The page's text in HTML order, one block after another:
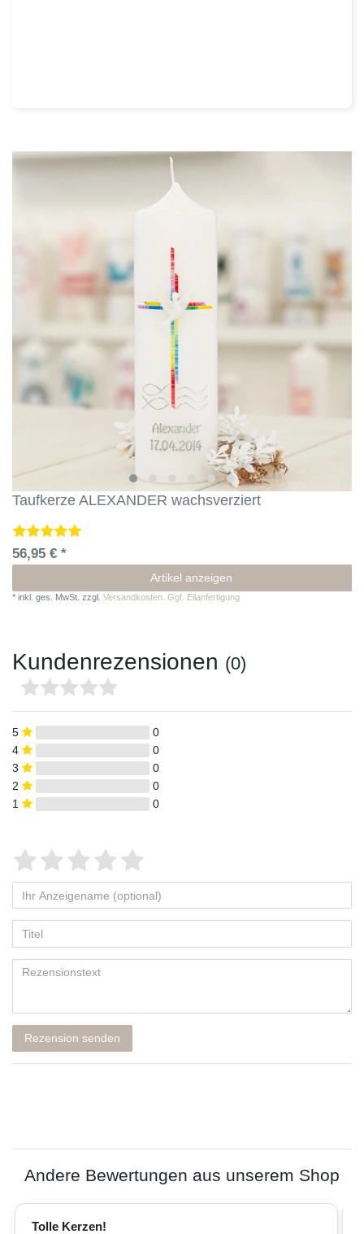
Taufkerze ALEXANDER wachsverziert
56,95 € *
Artikel anzeigen
* inkl. ges. MwSt. zzgl. Versandkosten. Ggf. Eilanfertigung
Kundenrezensionen (0)
5
0
4
0
3
0
2
0
1
0
Rezension senden
Andere Bewertungen aus unserem Shop
Tolle Kerzen!